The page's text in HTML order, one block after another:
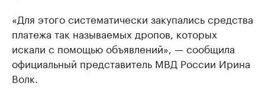
«Для этого систематически закупались средства
платежа так называемых дропов, которых
искали с помощью объявлений», — сообщила
официальный представитель МВД России Ирина
Волк.